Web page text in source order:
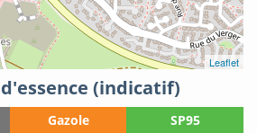
Leaflet
(indicatif)
Gazole
SP95